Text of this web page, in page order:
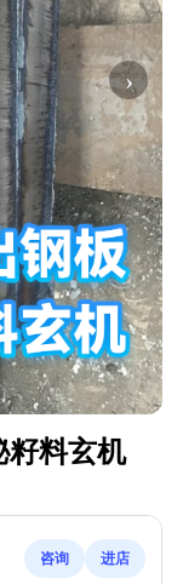
›
籽料玄机
咨询 进店